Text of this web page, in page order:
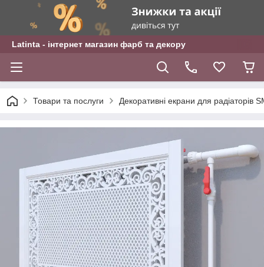
Latinta - інтернет магазин фарб та декору
Товари та послуги Декоративні екрани для радіаторів